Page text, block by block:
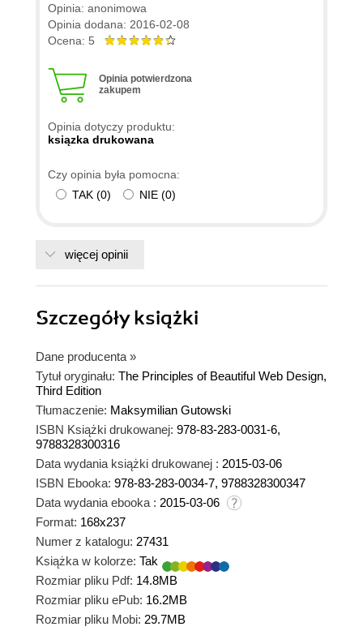
Opinia: anonimowa
Opinia dodana: 2016-02-08
Ocena: 5
Opinia potwierdzona
zakupem
Opinia dotyczy produktu:
ksiązka drukowana
Czy opinia była pomocna:
TAK (0) NIE (0)
więcej opinii
Szczegółyksiążki
Dane producenta »
Tytuł oryginału: The Principles of Beautiful Web Design,
Third Edition
Tłumaczenie: Maksymilian Gutowski
ISBN Książki drukowanej: 978-83-283-0031-6,
9788328300316
Data wydania książki drukowanej : 2015-03-06
ISBN Ebooka: 978-83-283-0034-7, 9788328300347
Data wydania ebooka : 2015-03-06
Format: 168x237
Numer z katalogu: 27431
Książka w kolorze: Tak
Rozmiar pliku Pdf: 14.8MB
Rozmiar pliku ePub: 16.2MB
Rozmiar pliku Mobi: 29.7MB